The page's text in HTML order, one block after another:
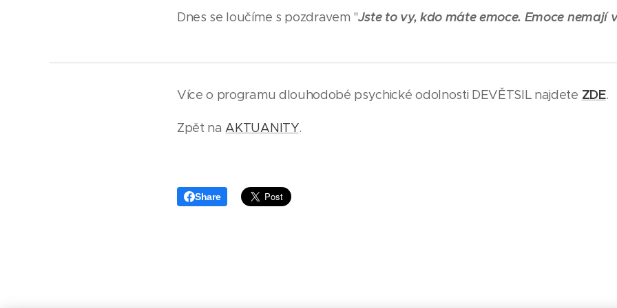
Dnes se loučíme s pozdravem "Jste to vy, kdo máte emoce. Emoce nemají
Více o programu dlouhodobé psychické odolnosti DEVĚTSIL najdete ZDE.
Zpět naAKTUANITY.
Share